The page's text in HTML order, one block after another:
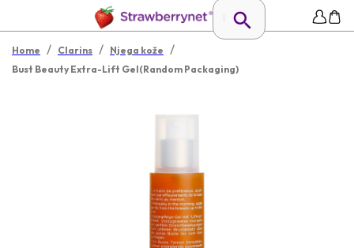
Home / Clarins / Njega kože /
Bust Beauty Extra-Lift Gel(Random Packaging)